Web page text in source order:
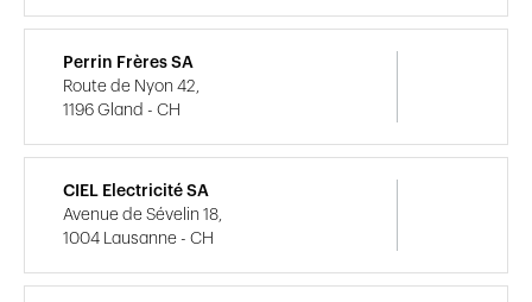
Perrin Frères SA
Route de Nyon 42,
1196 Gland - CH
CIEL Electricité SA
Avenue de Sévelin 18,
1004 Lausanne - CH